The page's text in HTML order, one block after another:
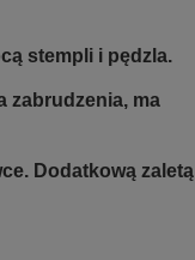
stempli i pędzla.
zabrudzenia, ma
Dodatkową zaletą